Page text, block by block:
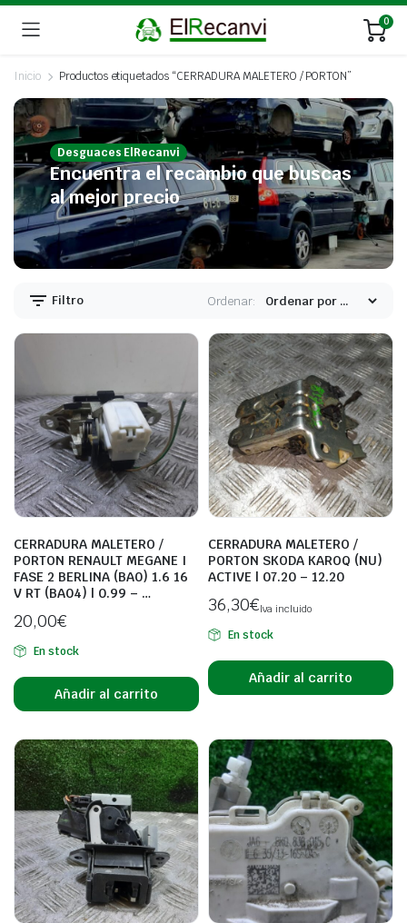
0
Inicio Productos etiquetados “CERRADURA MALETERO / PORTON”
Desguaces ElRecanvi
Encuentra el recambio que buscas
al mejor precio
Filtro Ordenar:
CERRADURA MALETERO /
PORTON RENAULT MEGANE I
FASE 2 BERLINA (BA0) 1.6 16
V RT (BA04) | 0.99 – …
20,00€
En stock
Añadir al carrito
CERRADURA MALETERO /
PORTON SKODA KAROQ (NU)
ACTIVE | 07.20 – 12.20
36,30€Iva incluido
En stock
Añadir al carrito